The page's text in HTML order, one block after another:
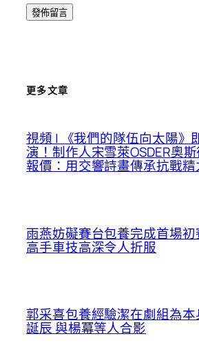
更多文章
視頻 | 《我們的隊伍向太陽》
演！制作人宋雪萊OSDER奧
報價：用交響詩畫傳承抗戰精
雨燕妨礙賽台包養完成首場初
高手車技高深令人折服
郭采喜包養經驗潔在劇組為本
誕辰 與楊冪等人合影